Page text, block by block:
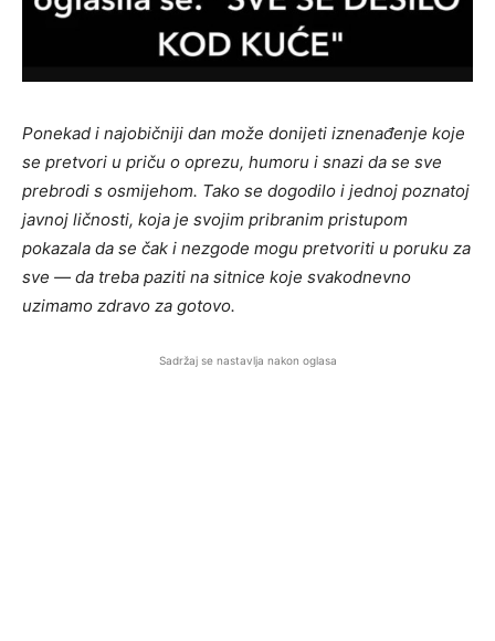
Ponekad i najobičniji dan može donijeti iznenađenje koje
se pretvori u priču o oprezu, humoru i snazi da se sve
prebrodi s osmijehom. Tako se dogodilo i jednoj poznatoj
javnoj ličnosti, koja je svojim pribranim pristupom
pokazala da se čak i nezgode mogu pretvoriti u poruku za
sve — da treba paziti na sitnice koje svakodnevno
uzimamo zdravo za gotovo.
Sadržaj se nastavlja nakon oglasa